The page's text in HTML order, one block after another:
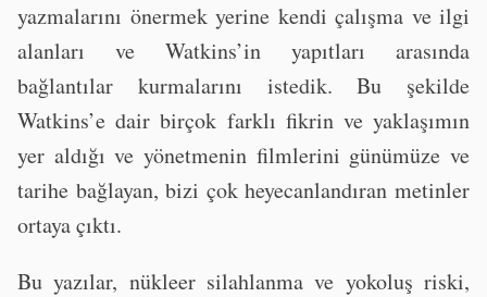
yazmalarını önermek yerine kendi çalışma ve ilgi
alanları ve Watkins’in yapıtları arasında
bağlantılar kurmalarını istedik. Bu şekilde
Watkins’e dair birçok farklı fikrin ve yaklaşımın
yer aldığı ve yönetmenin filmlerini günümüze ve
tarihe bağlayan, bizi çok heyecanlandıran metinler
ortaya çıktı.
Bu yazılar, nükleer silahlanma ve yokoluş riski,